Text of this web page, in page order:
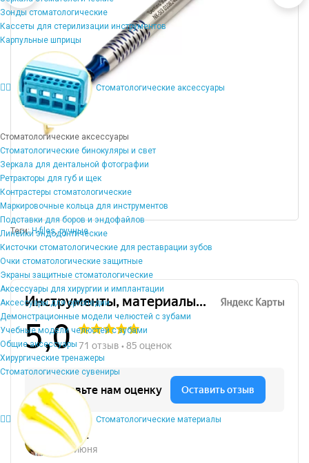
Зонды стоматологические
Кассеты для стерилизации инструментов
Карпульные шприцы
Стоматологические аксессуары
Стоматологические аксессуары
Стоматологические бинокуляры и свет
Зеркала для дентальной фотографии
Ретракторы для губ и щек
Контрастеры стоматологические
Маркировочные кольца для инструментов
Подставки для боров и эндофайлов
Линейки эндодонтические
Кисточки стоматологические для реставрации зубов
Очки стоматологические защитные
Экраны защитные стоматологические
Аксессуары для хирургии и имплантации
Аксессуары для ортопедии
Демонстрационные модели челюстей с зубами
Учебные модели челюстей с зубами
Общие аксессуары
Хирургические тренажеры
Стоматологические сувениры
Стоматологические материалы
Теги:H-files,ручные